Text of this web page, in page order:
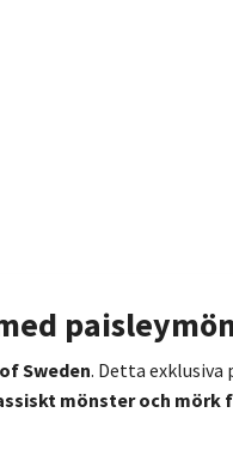
Sweden. Detta
mönster och mörk